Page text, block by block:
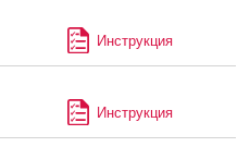
Инструкция
Инструкция